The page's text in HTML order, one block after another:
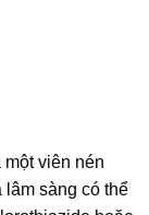
viên nén
sàng có thể